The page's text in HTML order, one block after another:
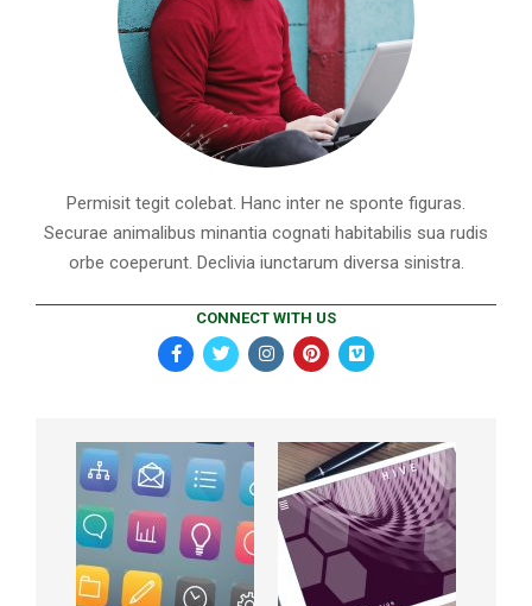
Permisit tegit colebat. Hanc inter ne sponte figuras.
Securae animalibus minantia cognati habitabilis sua rudis
orbe coeperunt. Declivia iunctarum diversa sinistra.
CONNECT WITH US